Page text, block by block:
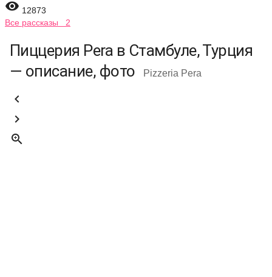
 12873
Все рассказы 2
Пиццерия Pera в Стамбуле, Турция
— описание, фото
Pizzeria Pera


